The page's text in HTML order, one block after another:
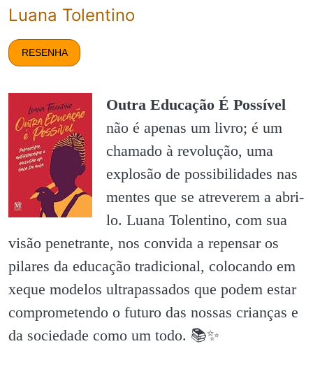
Luana Tolentino
RESENHA
Outra Educação É Possível
não é apenas um livro; é um
chamado à revolução, uma
explosão de possibilidades nas
mentes que se atreverem a abri-
lo. Luana Tolentino, com sua
visão penetrante, nos convida a repensar os
pilares da educação tradicional, colocando em
xeque modelos ultrapassados que podem estar
comprometendo o futuro das nossas crianças e
da sociedade como um todo. 📚✨️